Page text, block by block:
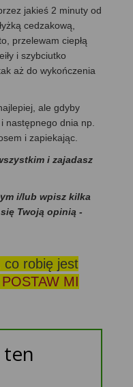
jakieś 2 minuty od
cedzakową,
przelewam ciepłą
i szybciutko
aż do wykończenia
ale gdyby
następnego dnia np.
i zapiekając.
i zajadasz
i/lub wpisz kilka
Twoją opinią -
co robię jest
POSTAW MI
ten